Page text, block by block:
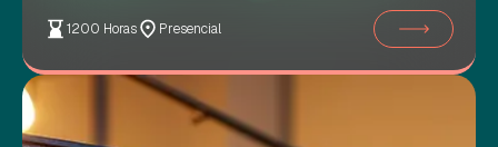
1200 Horas Presencial